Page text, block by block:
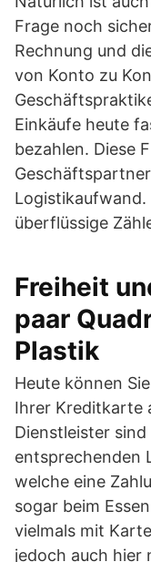
Frage noch
Rechnung und
von Konto zu
Einkäufe heute
bezahlen. Diese
überflüssige
Freiheit
paar
Plastik
Heute können
Ihrer Kreditkarte
Dienstleister
entsprechenden
welche eine
sogar beim
vielmals mit
jedoch auch hier